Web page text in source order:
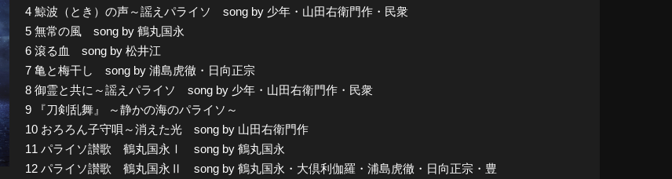
4 鯨波（とき）の声～謡えパライソ song by 少年・山田右衛門作・民衆
5 無常の風 song by 鶴丸国永
6 滾る血 song by 松井江
7 亀と梅干し song by 浦島虎徹・日向正宗
8 御霊と共に～謡えパライソ song by 少年・山田右衛門作・民衆
9 『刀剣乱舞』 ～静かの海のパライソ～
10 おろろん子守唄～消えた光 song by 山田右衛門作
11 パライソ讃歌 鶴丸国永Ⅰ song by 鶴丸国永
12 パライソ讃歌 鶴丸国永Ⅱ song by 鶴丸国永・大倶利伽羅・浦島虎徹・日向正宗・豊